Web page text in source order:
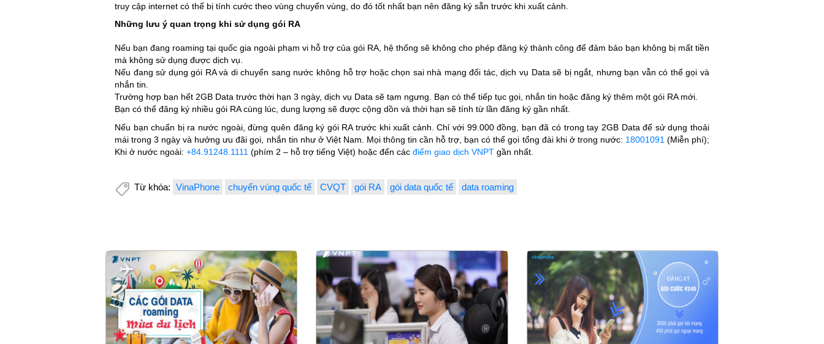
truy cập internet có thể bị tính cước theo vùng chuyển vùng, do đó tốt nhất bạn nên đăng ký sẵn trước khi xuất cảnh.
Những lưu ý quan trọng khi sử dụng gói RA
Nếu bạn đang roaming tại quốc gia ngoài phạm vi hỗ trợ của gói RA, hệ thống sẽ không cho phép đăng ký thành công để đảm bảo bạn không bị mất tiền
mà không sử dụng được dịch vụ.
Nếu đang sử dụng gói RA và di chuyển sang nước không hỗ trợ hoặc chọn sai nhà mạng đối tác, dịch vụ Data sẽ bị ngắt, nhưng bạn vẫn có thể gọi và
nhắn tin.
Trường hợp bạn hết 2GB Data trước thời hạn 3 ngày, dịch vụ Data sẽ tạm ngưng. Bạn có thể tiếp tục gọi, nhắn tin hoặc đăng ký thêm một gói RA mới.
Bạn có thể đăng ký nhiều gói RA cùng lúc, dung lượng sẽ được cộng dồn và thời hạn sẽ tính từ lần đăng ký gần nhất.
Nếu bạn chuẩn bị ra nước ngoài, đừng quên đăng ký gói RA trước khi xuất cảnh. Chỉ với 99.000 đồng, bạn đã có trong tay 2GB Data để sử dụng thoải
mái trong 3 ngày và hưởng ưu đãi gọi, nhắn tin như ở Việt Nam. Mọi thông tin cần hỗ trợ, bạn có thể gọi tổng đài khi ở trong nước: 18001091(Miễn phí);
Khi ở nước ngoài: +84.91248.1111 (phím 2 – hỗ trợ tiếng Việt) hoặc đến các điểm giao dịch VNPT gần nhất.
Từ khóa: VinaPhone chuyển vùng quốc tế CVQT gói RA gói data quốc tế data roaming